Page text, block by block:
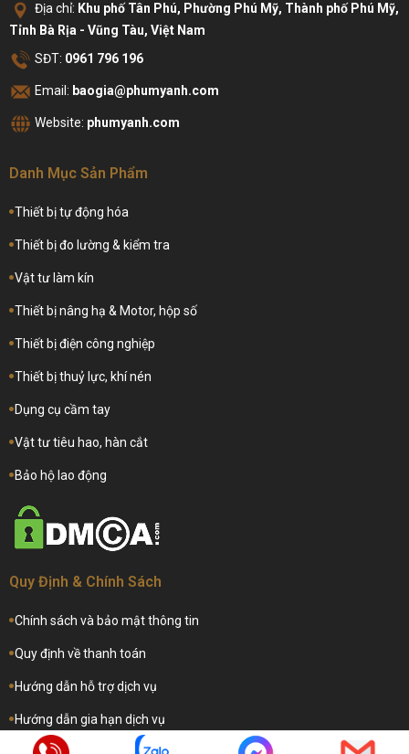
Địa chỉ: Khu phố Tân Phú, Phường Phú Mỹ, Thành phố Phú Mỹ,
Tỉnh Bà Rịa - Vũng Tàu, Việt Nam
SĐT: 0961 796 196
Email: baogia@phumyanh.com
Website: phumyanh.com
Danh Mục Sản Phẩm
Thiết bị tự động hóa
Thiết bị đo lường & kiểm tra
Vật tư làm kín
Thiết bị nâng hạ & Motor, hộp số
Thiết bị điện công nghiệp
Thiết bị thuỷ lực, khí nén
Dụng cụ cầm tay
Vật tư tiêu hao, hàn cắt
Bảo hộ lao động
Quy Định & Chính Sách
Chính sách và bảo mật thông tin
Quy định về thanh toán
Hướng dẫn hỗ trợ dịch vụ
Hướng dẫn gia hạn dịch vụ